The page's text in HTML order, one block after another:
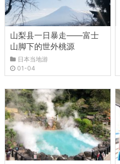
山梨县一日暴走——富士
山脚下的世外桃源
日本当地游
01-04